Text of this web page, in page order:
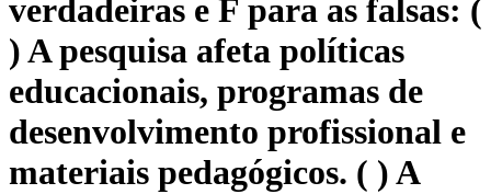
verdadeiras e F para as falsas: (
) A pesquisa afeta políticas
educacionais, programas de
desenvolvimento profissional e
materiais pedagógicos. ( ) A